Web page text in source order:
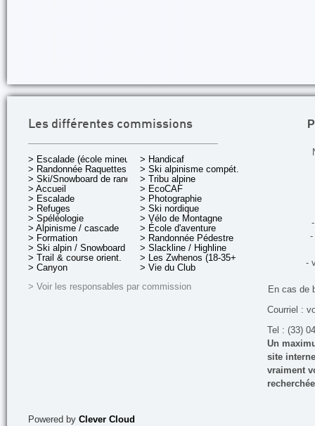
Les différentes commissions
> Escalade (école mineurs)
> Randonnée Raquettes
> Ski/Snowboard de rando.
> Accueil
> Escalade
> Refuges
> Spéléologie
> Alpinisme / cascade
> Formation
> Ski alpin / Snowboard
> Trail & course orient.
> Canyon
> Handicaf
> Ski alpinisme compét.
> Tribu alpine
> EcoCAF
> Photographie
> Ski nordique
> Vélo de Montagne
> École d'aventure
> Randonnée Pédestre
> Slackline / Highline
> Les Zwhenos (18-35+ ans)
> Vie du Club
> Voir les responsables par commission
-
-
En cas de
Courriel :
Tel : (33)
Un
site
vraiment
Powered by Clever Cloud